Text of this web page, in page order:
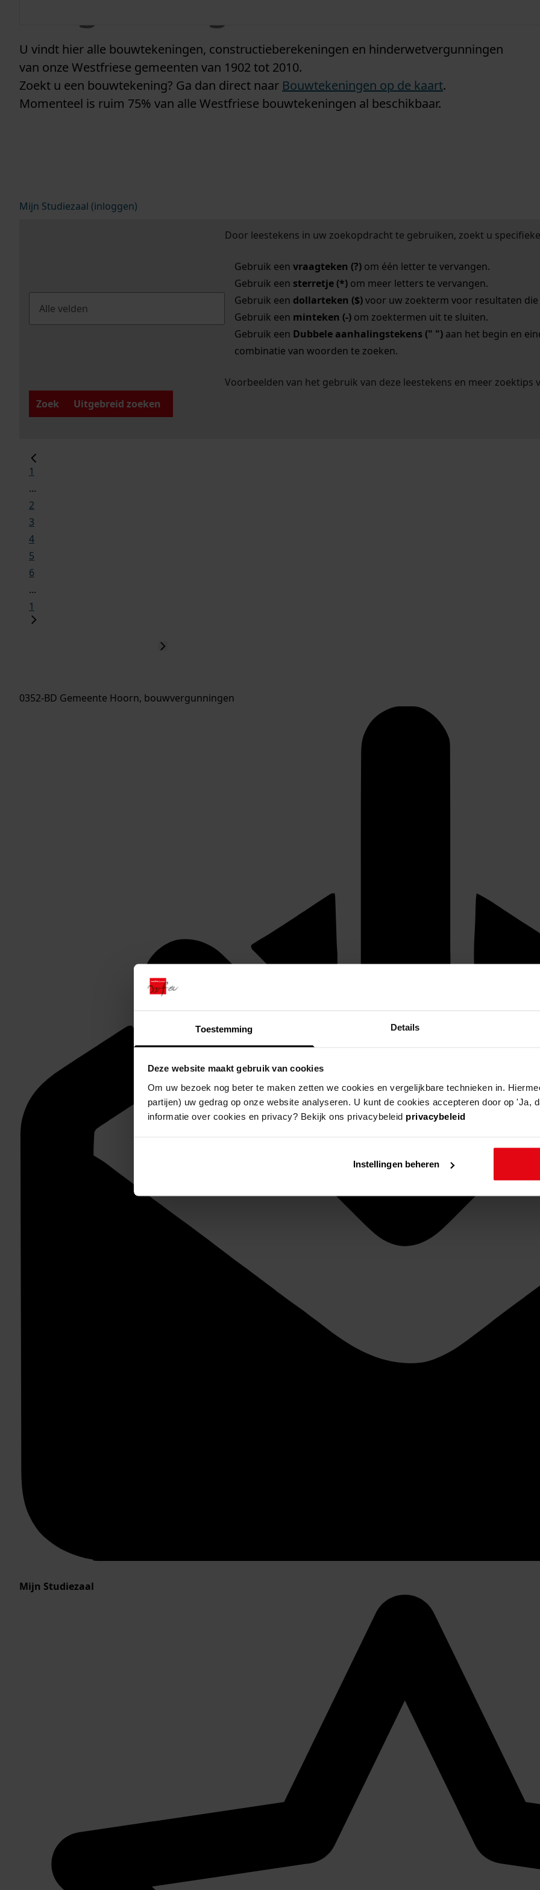
Toestemming Details
Deze website maakt gebruik van cookies
Om uw bezoek nog beter te maken zetten we cookies en vergelijkbare technieken in.
partijen) uw gedrag op onze website analyseren. U kunt de cookies accepteren door op 'Ja,
informatie over cookies en privacy? Bekijk ons privacybeleid privacybeleid
Instellingen beheren
U vindt hier alle bouwtekeningen, constructieberekeningen en hinderwetvergunningen
van onze Westfriese gemeenten van 1902 tot 2010.
Zoekt u een bouwtekening? Ga dan direct naar Bouwtekeningen op de kaart.
Momenteel is ruim 75% van alle Westfriese bouwtekeningen al beschikbaar.
Mijn Studiezaal (inloggen)
Door leestekens in uw zoekopdracht te gebruiken, zoekt u
Gebruik een vraagteken (?)om één letter te vervangen.
Gebruik een sterretje (*)om meer letters te vervangen.
Gebruik een dollarteken ($)voor uw zoekterm voor resultaten die
Gebruik een minteken (-)om zoektermen uit te sluiten.
Gebruik een Dubbele aanhalingstekens (" ")aan het begin en
combinatie van woorden te zoeken.
Voorbeelden van het gebruik van deze leestekens en meer zoektips
Zoek
Uitgebreid zoeken
1
...
2
3
4
5
6
...
1
0352-BD Gemeente Hoorn, bouwvergunningen
Mijn Studiezaal